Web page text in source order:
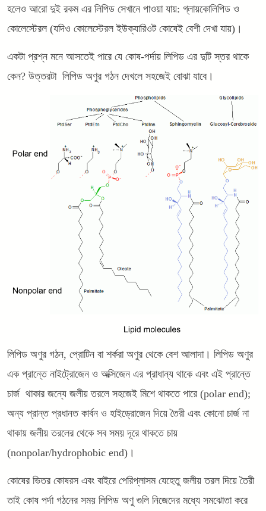
হলেও আরো দুই রকম এর লিপিড সেখানে পাওয়া যায়: গ্লায়কোলিপিড ও
কোলেস্টেরল (যদিও কোলেস্টেরল ইউক্যারিওট কোষেই বেশী দেখা যায়)।
একটা প্রশ্ন মনে আসতেই পারে যে কোষ-পর্দায় লিপিড এর দুটি স্তর থাকে
কেন? উত্তরটা লিপিড অণুর গঠন দেখলে সহজেই বোঝা যাবে।
লিপিড অণুর গঠন, প্রোটিন বা শর্করা অণুর থেকে বেশ আলাদা। লিপিড অণুর
এক প্রান্তে নাইট্রোজেন ও অক্সিজেন এর প্রাধান্য থাকে এবং এই প্রান্তে
চার্জ থাকার জন্যে জলীয় তরলে সহজেই মিশে থাকতে পারে (polar end);
অন্য প্রান্ত প্রধানত কার্বন ও হাইড্রোজেন দিয়ে তৈরী এবং কোনো চার্জ না
থাকায় জলীয় তরলের থেকে সব সময় দূরে থাকতে চায়
(nonpolar/hydrophobic end)।
কোষের ভিতর কোষরস এবং বাইরে পেরিপ্লাসম যেহেতু জলীয় তরল দিয়ে তৈরী
তাই কোষ পর্দা গঠনের সময় লিপিড অণু গুলি নিজেদের মধ্যে সমঝোতা করে